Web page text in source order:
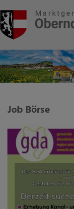
Job Börse